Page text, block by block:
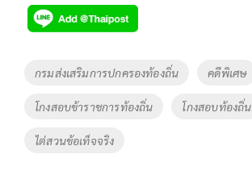
e
b
o
o
k
tt
er
p
y
Li
n
k
Tags
กรมส่งเสริมการปกครองท้องถิ่น คดีพิเศษ
โกงสอบข้าราชการท้องถิ่น โกงสอบท้องถิ่น
ไต่สวนข้อเท็จจริง